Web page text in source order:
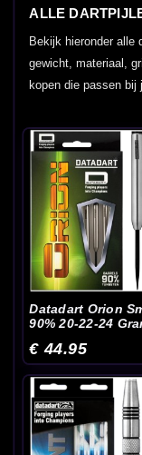
ALLE
Bekijk hieronder alle
gewicht, materiaal,
kopen die passen bij
Datadart Orion
90% 20-22-24
€ 44.95